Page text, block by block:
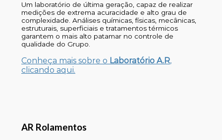
Um laboratório de última geração, capaz de realizar
medições de extrema acuracidade e alto grau de
complexidade. Análises químicas, físicas, mecânicas,
estruturais, superficiais e tratamentos térmicos
garantem o mais alto patamar no controle de
qualidade do Grupo.
Conheça mais sobre o Laboratório A.R,
clicando aqui.
AR Rolamentos